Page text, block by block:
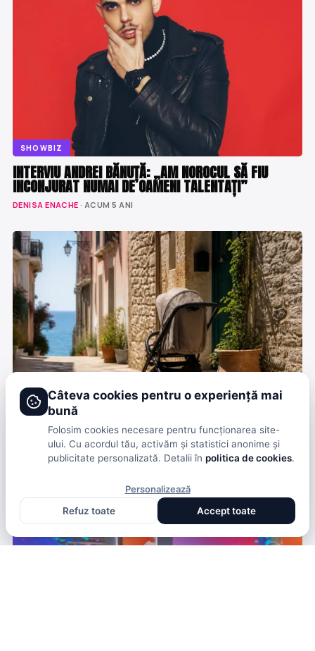
SHOWBIZ
INTERVIU ANDREI BĂNUȚĂ: „AM NOROCUL SĂ FIU
INCONJURAT NUMAI DE OAMENI TALENTAȚI”
DENISA ENACHE · ACUM 5 ANI
SHOWBIZ
AU MULȚI COPII ȘI IAU ȘI BONĂ ÎN VACANȚĂ. CUM ÎȘI
SALVEAZĂ APOI TIMPUL DOAR PENTRU EI, ÎN ITALIA
Câteva cookies pentru o experiență mai
bună
Folosim cookies necesare pentru funcționarea site-
ului. Cu acordul tău, activăm și statistici anonime și
publicitate personalizată. Detalii în politica de cookies.
Personalizează
Refuz toate
Accept toate